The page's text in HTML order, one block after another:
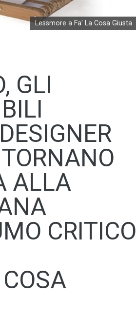
Lessmore a Fa' La Cosa Giusta
GLI
ALLA
CRITICO